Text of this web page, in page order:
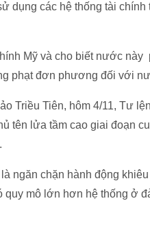
dụng các hệ thống tài chính
Mỹ và cho biết nước
phạt đơn phương đối với
Triều Tiên, hôm 4/11, Tư
tên lửa tầm cao giai đoạn
ngăn chặn hành động
quy mô lớn hơn hệ thống ở